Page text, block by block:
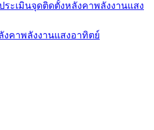
ระเมินจุดติดตั้งหลังคาพลังงานแสง
งคาพลังงานแสงอาทิตย์